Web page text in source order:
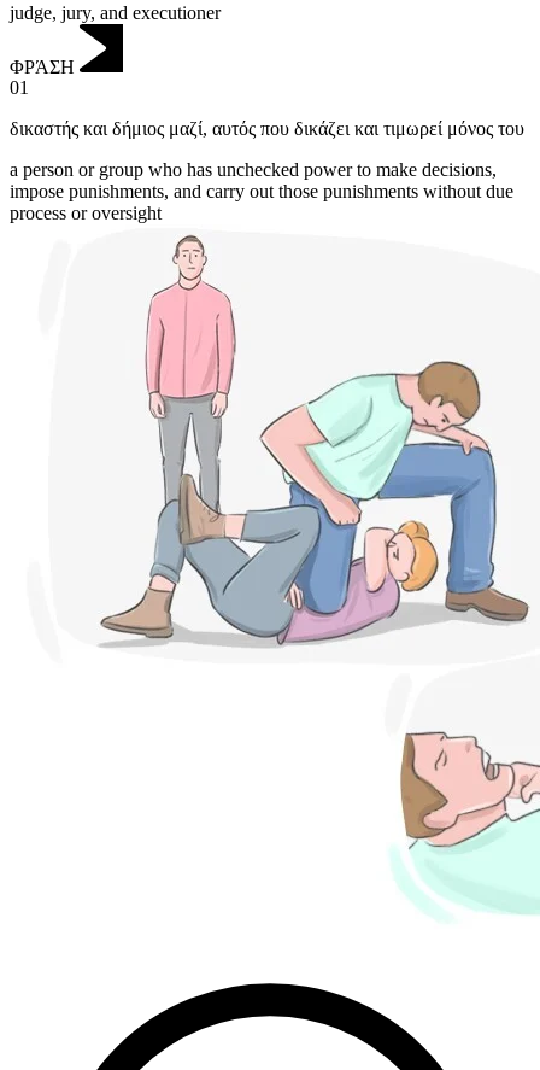
judge, jury, and executioner
ΦΡΆΣΗ
01
δικαστής και δήμιος μαζί, αυτός που δικάζει και τιμωρεί μόνος του
a person or group who has unchecked power to make decisions,
impose punishments, and carry out those punishments without due
process or oversight